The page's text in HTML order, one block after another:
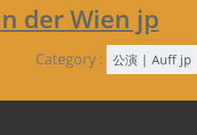
der Wien jp
Category : 公演 | Auff jp